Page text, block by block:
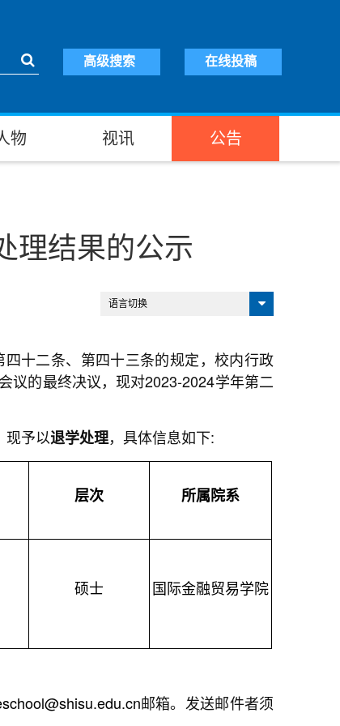
在线投稿
高级搜索
物 视讯 公告
理结果的公示
语言切换
四十二条、第四十三条的规定，校内行政
议的最终决议，现对2023-2024学年第二
现予以退学处理，具体信息如下:
层次 所属院系
硕士 国际金融贸易学院
邮箱。发送邮件者须